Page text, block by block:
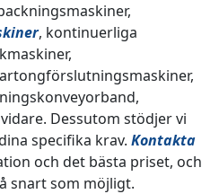
, kontinuerliga
Dessutom stödjer vi
specifika krav. Kontakta
och det bästa priset, och
snart som möjligt.